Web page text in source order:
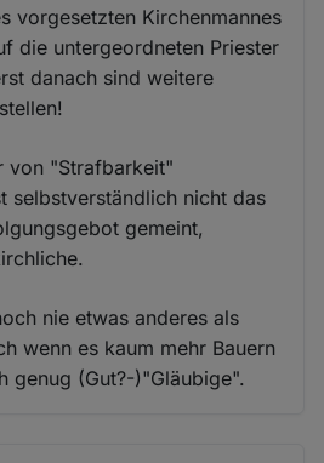
vorgesetzten Kirchenmannes
die untergeordneten Priester
danach sind weitere
von "Strafbarkeit"
selbstverständlich nicht das
gemeint,
nie etwas anderes als
wenn es kaum mehr Bauern
genug (Gut?-)"Gläubige".